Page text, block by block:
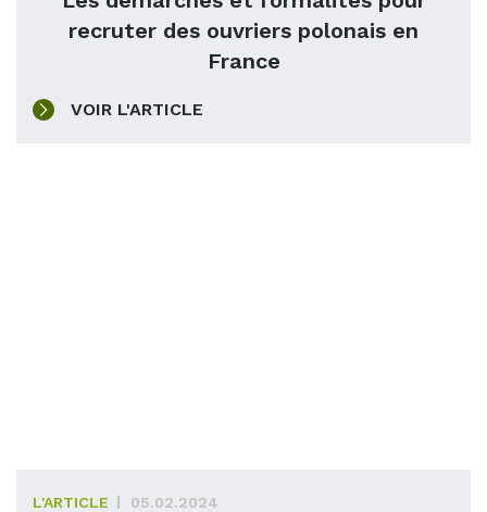
recruter des ouvriers polonais en
France
VOIR L'ARTICLE
L'ARTICLE 05.02.2024